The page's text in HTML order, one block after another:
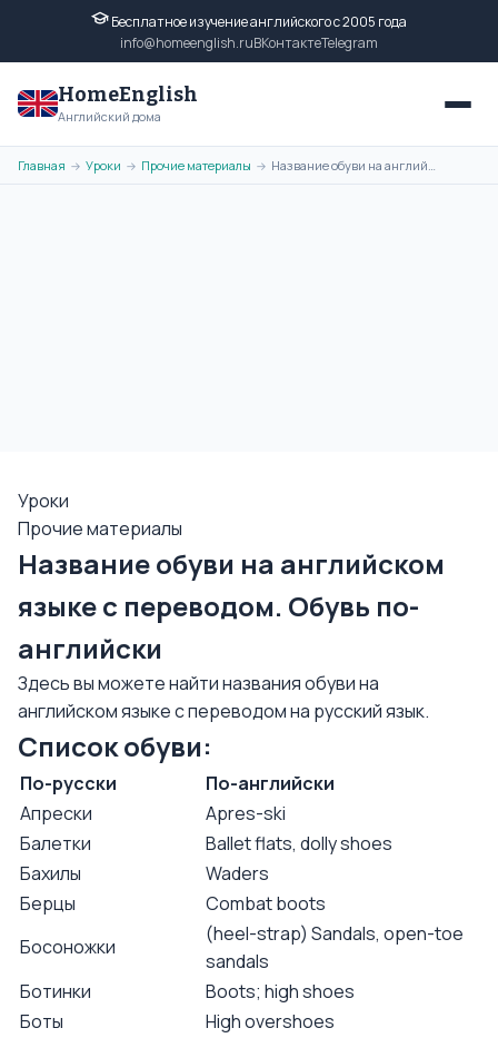
Бесплатное изучение английского с 2005 года
info@homeenglish.ruВКонтактеTelegram
HomeEnglish
Английский дома
Главная → Уроки → Прочие материалы → Название обуви на английском языке с переводом. Обувь по-английски
Уроки
Прочие материалы
Название обуви на английском
языке с переводом. Обувь по-
английски
Здесь вы можете найти названия обуви на
английском языке с переводом на русский язык.
Список обуви:
По-русски
По-английски
Апрески
Apres-ski
Балетки
Ballet flats, dolly shoes
Бахилы
Waders
Берцы
Combat boots
Босоножки
(heel-strap) Sandals, open-toe
sandals
Ботинки
Boots; high shoes
Боты
High overshoes